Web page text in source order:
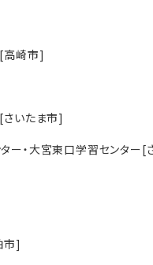
高崎市]
いたま市]
ー・大宮東口学習センター[
市]